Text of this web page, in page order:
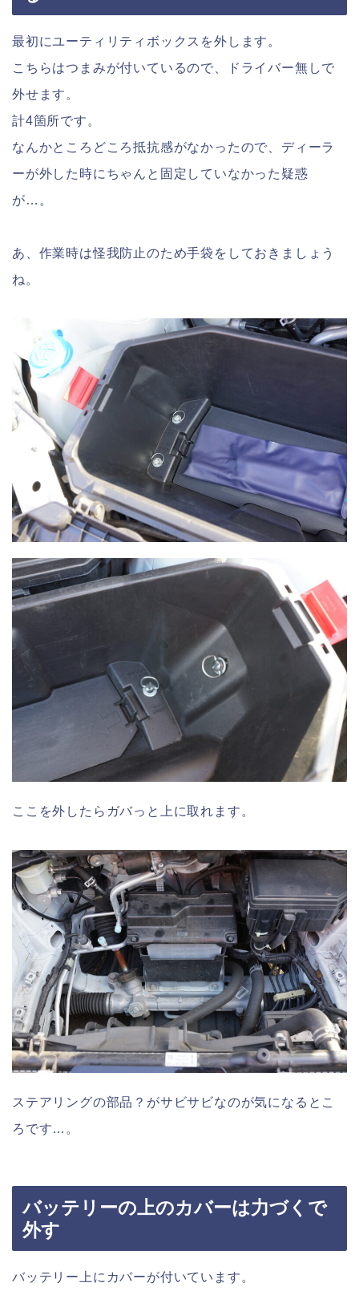
最初にユーティリティボックスを外します。
こちらはつまみが付いているので、ドライバー無しで
外せます。
計4箇所です。
なんかところどころ抵抗感がなかったので、ディーラ
ーが外した時にちゃんと固定していなかった疑惑
が…。
あ、作業時は怪我防止のため手袋をしておきましょう
ね。
ここを外したらガバっと上に取れます。
ステアリングの部品？がサビサビなのが気になるとこ
ろです…。
バッテリーの上のカバーは力づくで
外す
バッテリー上にカバーが付いています。